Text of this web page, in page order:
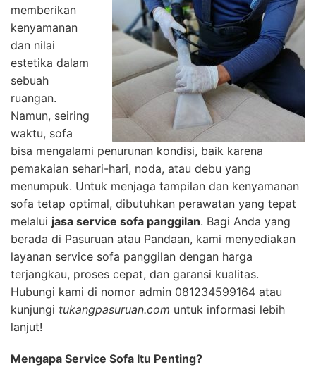
memberikan
kenyamanan
dan nilai
estetika dalam
sebuah
ruangan.
Namun, seiring
waktu, sofa
bisa mengalami penurunan kondisi, baik karena
pemakaian sehari-hari, noda, atau debu yang
menumpuk. Untuk menjaga tampilan dan kenyamanan
sofa tetap optimal, dibutuhkan perawatan yang tepat
melalui jasa service sofa panggilan. Bagi Anda yang
berada di Pasuruan atau Pandaan, kami menyediakan
layanan service sofa panggilan dengan harga
terjangkau, proses cepat, dan garansi kualitas.
Hubungi kami di nomor admin 081234599164 atau
kunjungi tukangpasuruan.com untuk informasi lebih
lanjut!
Mengapa Service Sofa Itu Penting?